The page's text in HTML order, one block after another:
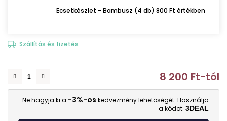
Ecsetkészlet - Bambusz (4 db) 800 Ft értékben
Szállítás és fizetés
8 200 Ft-tól
Ne hagyja ki a -3%-os kedvezmény lehetőségét. Használja
a kódot: 3DEAL